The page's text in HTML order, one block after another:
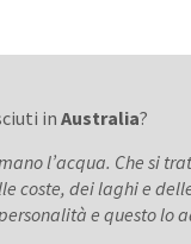
inAustralia?
l’acqua. Che si
coste, dei laghi e
e questo lo